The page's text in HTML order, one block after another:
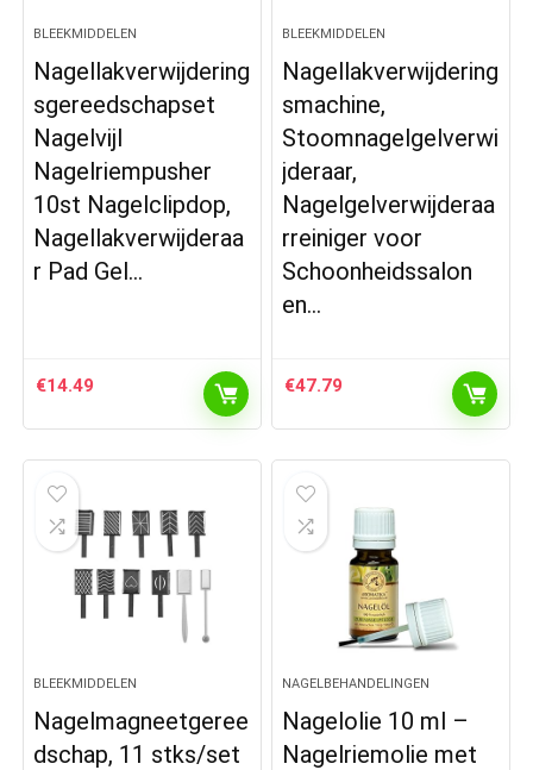
BLEEKMIDDELEN
Nagellakverwijdering
sgereedschapset
Nagelvijl
Nagelriempusher
10st Nagelclipdop,
Nagellakverwijderaa
r Pad Gel…
€14.49
BLEEKMIDDELEN
Nagellakverwijdering
smachine,
Stoomnagelgelverwi
jderaar,
Nagelgelverwijderaa
rreiniger voor
Schoonheidssalon
en…
€47.79
BLEEKMIDDELEN
Nagelmagneetgeree
dschap, 11 stks/set
NAGELBEHANDELINGEN
Nagelolie 10 ml –
Nagelriemolie met